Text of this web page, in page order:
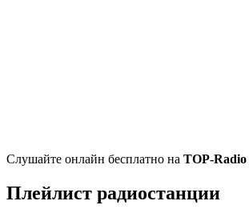
Cлушайте онлайн бесплатно на TOP-Radio
Плейлист радиостанции